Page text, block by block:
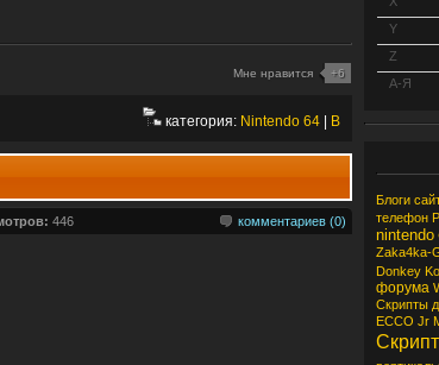
Мне нравится +6
категория: Nintendo 64 B
комментариев (0)
446
Y
Z
А-Я
Блоги
телефон
nintendo
Zaka4ka-
Donkey
форума
Скрипты
ECCO Jr